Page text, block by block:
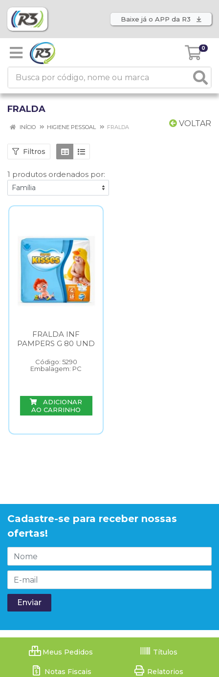
Baixe já o APP da R3
0
FRALDA
VOLTAR
INÍCIO HIGIENE PESSOAL FRALDA
Filtros
1 produtos ordenados por:
FRALDA INF
PAMPERS G 80 UND
Código: 5290
Embalagem: PC
ADICIONAR
AO CARRINHO
Cadastre-se para receber nossas
ofertas!
Meus Pedidos Títulos
Notas Fiscais Relatorios